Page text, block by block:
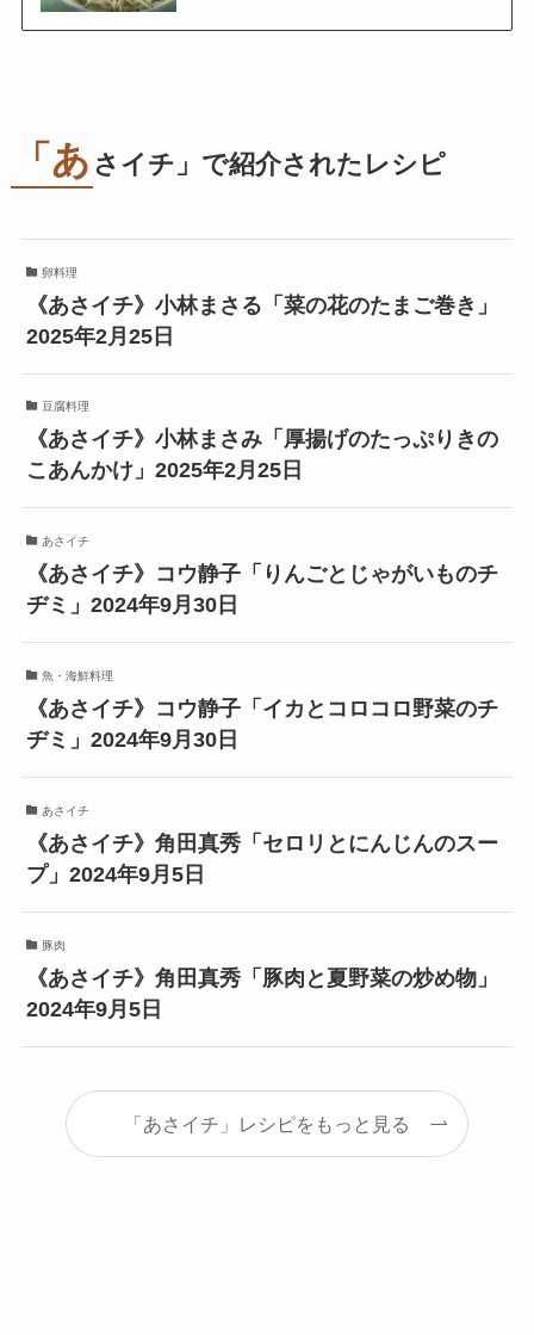
「あ さイチ」で紹介されたレシピ
卵料理
《あさイチ》小林まさる「菜の花のたまご巻き」
2025年2月25日
豆腐料理
《あさイチ》小林まさみ「厚揚げのたっぷりきの
こあんかけ」2025年2月25日
あさイチ
《あさイチ》コウ静子「りんごとじゃがいものチ
ヂミ」2024年9月30日
魚・海鮮料理
《あさイチ》コウ静子「イカとコロコロ野菜のチ
ヂミ」2024年9月30日
あさイチ
《あさイチ》角田真秀「セロリとにんじんのスー
プ」2024年9月5日
豚肉
《あさイチ》角田真秀「豚肉と夏野菜の炒め物」
2024年9月5日
「あさイチ」レシピをもっと見る